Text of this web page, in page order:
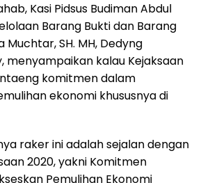
Kasi Pidsus Budiman Abdul
Barang Bukti dan Barang
Muchtar, SH. MH, Dedyng
menyampaikan kalau Kejaksaan
komitmen dalam
ekonomi khususnya di
raker ini adalah sejalan dengan
2020, yakni Komitmen
Pemulihan Ekonomi